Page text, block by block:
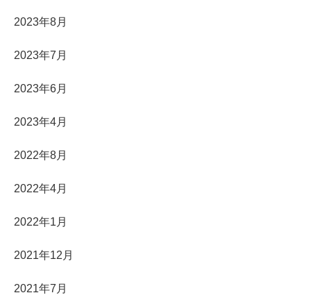
2023年8月
2023年7月
2023年6月
2023年4月
2022年8月
2022年4月
2022年1月
2021年12月
2021年7月